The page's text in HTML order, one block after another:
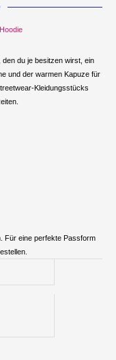
du je besitzen wirst, ein
und der warmen Kapuze für
Kleidungsstücks
Für eine perfekte Passform